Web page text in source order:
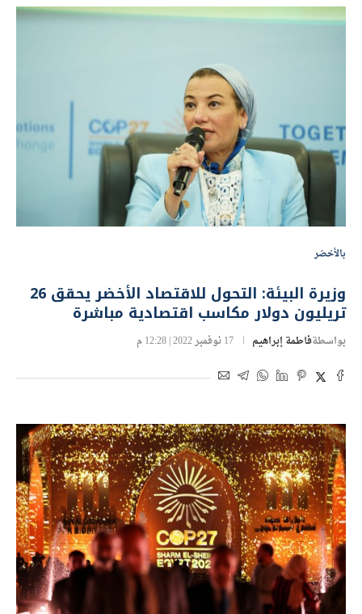
بالأخضر
وزيرة البيئة: التحول للاقتصاد الأخضر يحقق 26
تريليون دولار مكاسب اقتصادية مباشرة
بواسطةفاطمة إبراهيم 17 نوفمبر 2022 | 12:28 م